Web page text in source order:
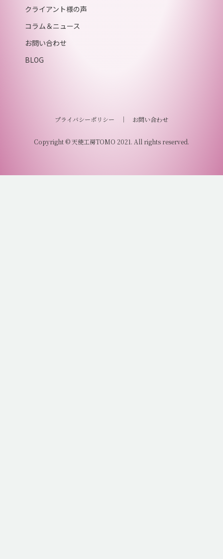
クライアント様の声
コラム＆ニュース
お問い合わせ
BLOG
プライバシーポリシー ｜ お問い合わせ
Copyright © 天使工房TOMO 2021. All rights reserved.